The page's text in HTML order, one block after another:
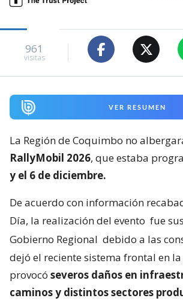
961
visitas
VER RESUMEN
La Región de Coquimbo no
RallyMobil 2026, que estaba
y el 6 de diciembre.
De acuerdo con información
Día, la realización del evento fue
Gobierno Regional debido a las
dejó el reciente sistema frontal en
provocó severos daños en
caminos y distintos sectores